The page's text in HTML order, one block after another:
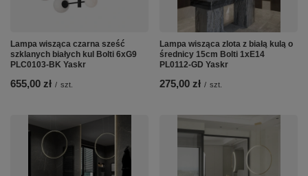
Lampa wisząca czarna sześć
szklanych białych kul Bolti 6xG9
PLC0103-BK Yaskr
655,00 zł / szt.
Lampa wisząca zlota z białą kulą o
średnicy 15cm Bolti 1xE14
PL0112-GD Yaskr
275,00 zł / szt.